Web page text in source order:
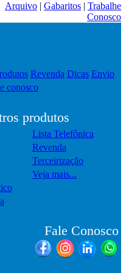
Arquivo | Gabaritos | Trabalhe
Conosco
Revenda Dicas Envio
conosco
produtos
Lista Telefônica
Revenda
Terceirização
Veja mais...
Fale Conosco